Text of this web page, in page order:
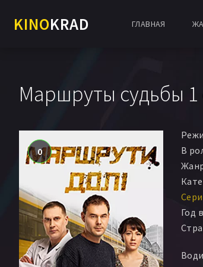
KINOKRAD ГЛАВНАЯ
Маршруты судьбы 1
0
В
Год